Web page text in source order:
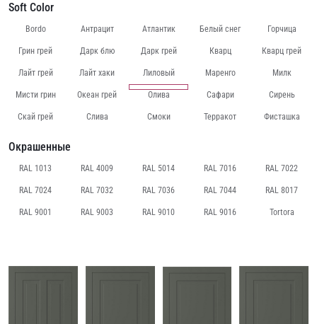
Soft Color
Bordo Антрацит Атлантик Белый снег Горчица
Грин грей Дарк блю Дарк грей Кварц Кварц грей
Лайт грей Лайт хаки Лиловый Маренго Милк
Мисти грин Океан грей Олива Сафари Сирень
Скай грей Слива Смоки Терракот Фисташка
Окрашенные
RAL 1013 RAL 4009 RAL 5014 RAL 7016 RAL 7022
RAL 7024 RAL 7032 RAL 7036 RAL 7044 RAL 8017
RAL 9001 RAL 9003 RAL 9010 RAL 9016 Tortora